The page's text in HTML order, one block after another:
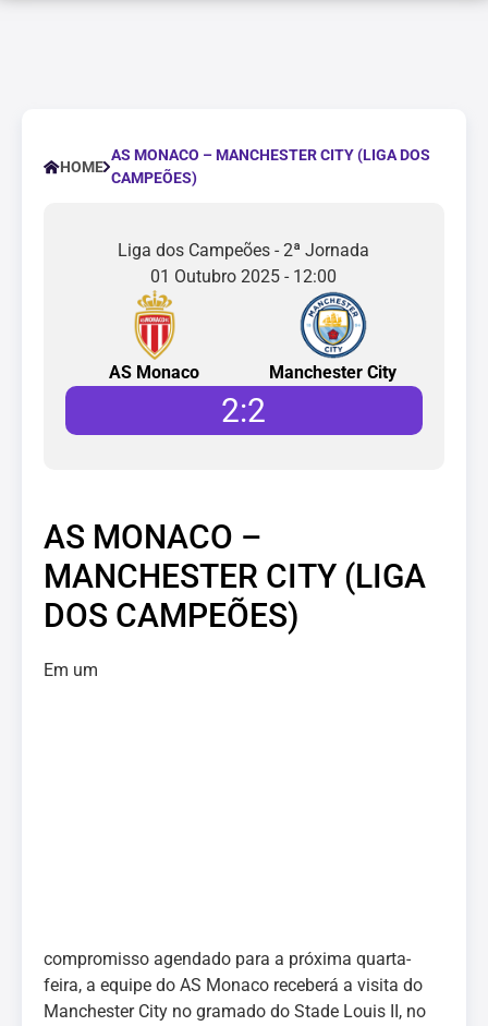
HOME
AS MONACO – MANCHESTER CITY (LIGA DOS
CAMPEÕES)
Liga dos Campeões - 2ª Jornada
01 Outubro 2025 - 12:00
AS Monaco Manchester City
2:2
AS MONACO –
MANCHESTER CITY (LIGA
DOS CAMPEÕES)
Em um
compromisso agendado para a próxima quarta-
feira, a equipe do AS Monaco receberá a visita do
Manchester City no gramado do Stade Louis II, no